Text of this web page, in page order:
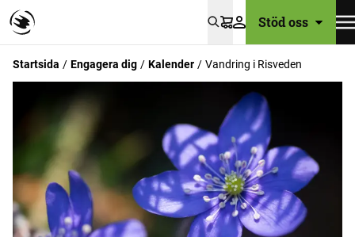
VarukorgStöd oss
Startsida Engagera dig Kalender Vandring i Risveden